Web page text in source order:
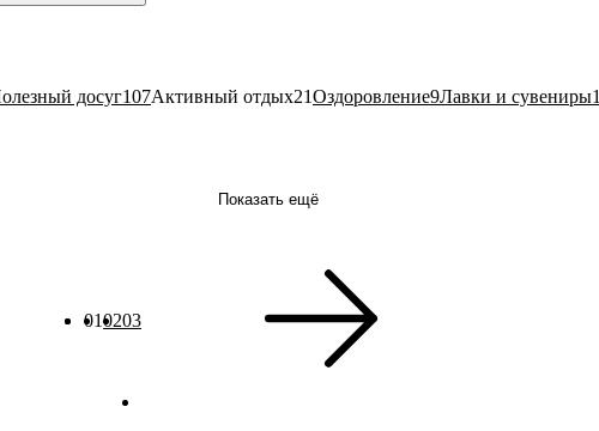
досуг107Активный отдых21Оздоровление9Лавки и сувениры1
010203
Показать ещё